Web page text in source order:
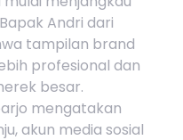
Andri dari
tampilan brand
profesional dan
besar.
mengatakan
akun media sosial